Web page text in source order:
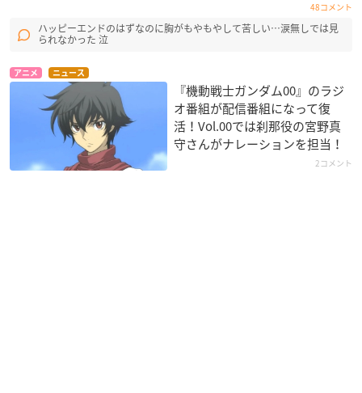
48コメント
ハッピーエンドのはずなのに胸がもやもやして苦しい…涙無しでは見
られなかった 泣
アニメ ニュース
『機動戦士ガンダム00』のラジ
オ番組が配信番組になって復
活！Vol.00では刹那役の宮野真
守さんがナレーションを担当！
2コメント